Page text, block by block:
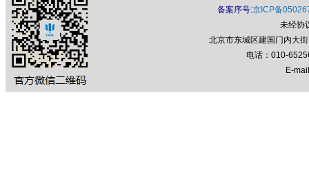
备案序号:京ICP备
未经协
北京市东城区建国门内大
电话：010-
E-